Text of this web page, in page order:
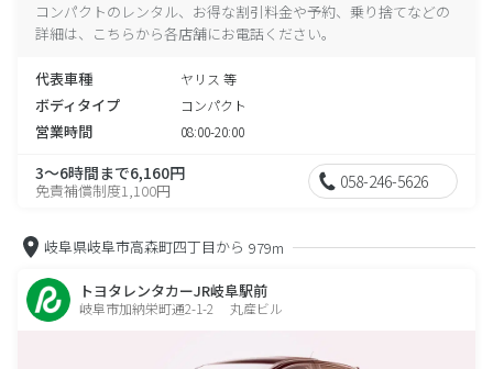
コンパクトのレンタル、お得な割引料金や予約、乗り捨てなどの
詳細は、こちらから各店舗にお電話ください。
代表車種 ヤリス 等
ボディタイプ コンパクト
営業時間 08:00-20:00
3～6時間まで6,160円
免責補償制度1,100円 058-246-5626
岐阜県岐阜市高森町四丁目から 979m
トヨタレンタカーJR岐阜駅前
岐阜市加納栄町通2-1-2 丸産ビル